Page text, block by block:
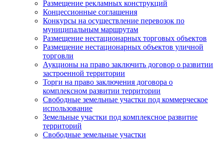
Размещение рекламных конструкций
Концессионные соглашения
Конкурсы на осуществление перевозок по
муниципальным маршрутам
Размещение нестационарных торговых объектов
Размещение нестационарных объектов уличной
торговли
Аукционы на право заключить договор о развитии
застроенной территории
Торги на право заключения договора о
комплексном развитии территории
Свободные земельные участки под коммерческое
использование
Земельные участки под комплексное развитие
территорий
Свободные земельные участки